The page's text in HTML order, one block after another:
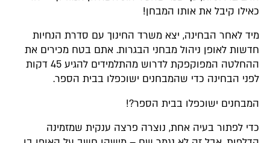
כאילו קיבל את אותו המבחן!
מיד לאחר הבחינה, יצא משרד החינוך עם סדרת הנחיות
חדשות לאופן ניהול מבחני הבגרות. אתם בטח מכירים את
ההחלטה המפוקפקת לדרוש מהתלמידים להגיע 45 דקות
לפני הבחינה כדי שהמבחנים ישוכפלו בבית הספר.
המבחנים ישוכפלו בבית הספר?!
כדי לפתור בעיה אחת, נוצרה פרצה ענקית שמזמינה